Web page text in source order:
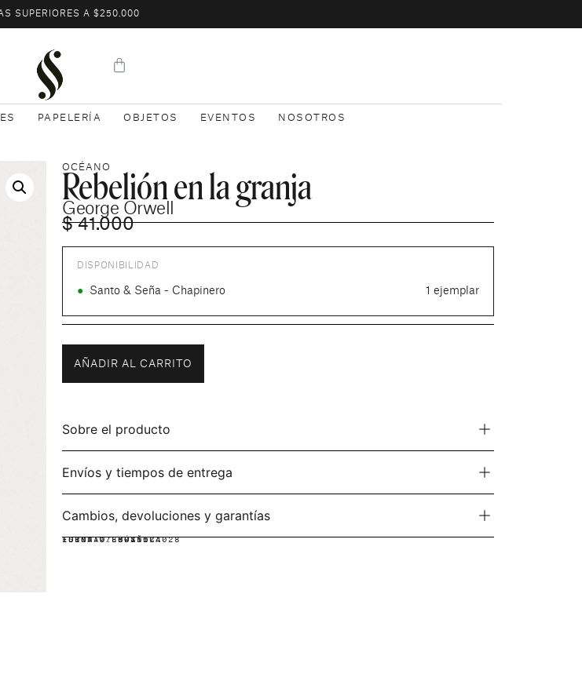
SUPERIORES A $250.000
PAPELERÍA OBJETOS EVENTOS NOSOTROS
OCÉANO
Rebelión en la granja
George Orwell
$41.000
DISPONIBILIDAD
● Santo & Seña - Chapinero 1 ejemplar
AÑADIR AL CARRITO
Sobre el producto
Envíos y tiempos de entrega
Cambios, devoluciones y garantías
IDIOMA:ESPAÑOL
FORMATO:RÚSTICA
ISBN: 9786075574028